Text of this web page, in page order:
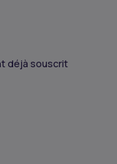
déjà souscrit